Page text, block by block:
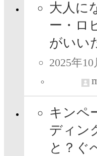
大人に
ー・ロ
がいい
2025年
キンペ
ディン
と？ぐ